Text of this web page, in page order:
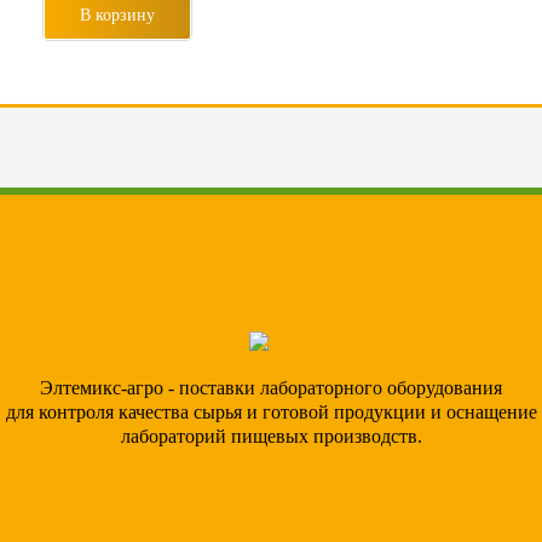
В корзину
Элтемикс-агро - поставки лабораторного оборудования
для контроля качества сырья и готовой продукции и оснащение
лабораторий пищевых производств.